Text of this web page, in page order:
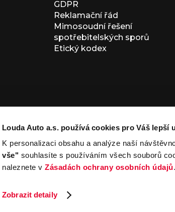
Louda Auto a.s. používá cookies pro Váš lepší
K personalizaci obsahu a analýze naší
vše" souhlasíte s používáním všech souborů
naleznete vZásadách ochrany osobních údajů.
Zobrazit detaily
GDPR
Reklamační řád
Mimosoudní řešení
spotřebitelských sporů
Etický kodex
práva vyhrazena
and the Google
Privacy Policy and